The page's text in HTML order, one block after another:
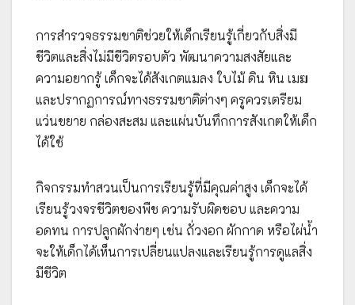
การสำรวจธรรมชาติช่วยให้เด็กเรียนรู้เกี่ยวกับสิ่งมี
ชีวิตและสิ่งไม่มีชีวิตรอบตัว พัฒนาความสงสัยและ
ความอยากรู้ เด็กจะได้สังเกตแมลง ใบไม้ ดิน หิน เมฆ
และปรากฏการณ์ทางธรรมชาติต่างๆ ครูควรเตรียม
แว่นขยาย กล่องสะสม และแผ่นบันทึกการสังเกตให้เด็ก
ได้ใช้
กิจกรรมทำสวนเป็นการเรียนรู้ที่มีคุณค่าสูง เด็กจะได้
เรียนรู้วงจรชีวิตของพืช ความรับผิดชอบ และความ
อดทน การปลูกผักง่ายๆ เช่น ถั่วงอก ผักกาด หรือไผ่น้ำ
จะให้เด็กได้เห็นการเปลี่ยนแปลงและเรียนรู้การดูแลสิ่ง
มีชีวิต